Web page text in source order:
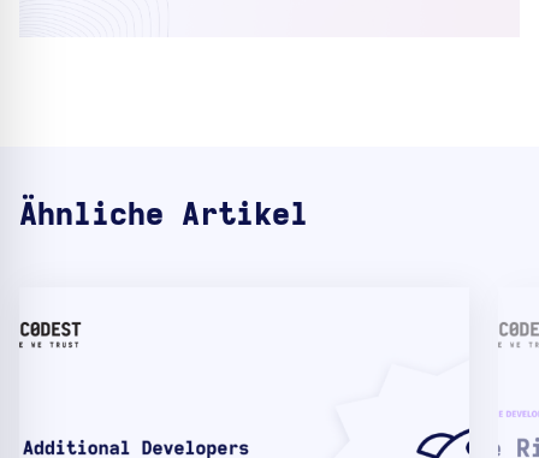
Ähnliche Artikel